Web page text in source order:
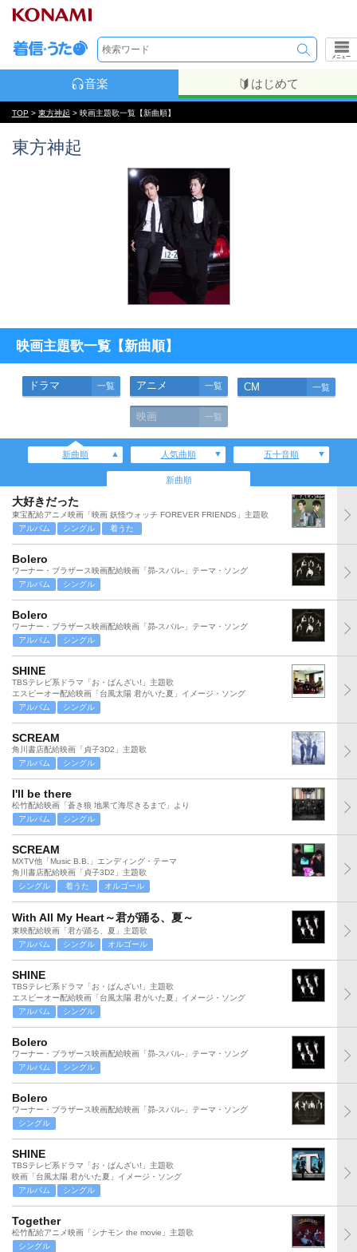
メニュー
音楽 はじめて
TOP > 東方神起 > 映画主題歌一覧【新曲順】
東方神起
映画主題歌一覧【新曲順】
ドラマ 一覧 アニメ 一覧 CM 一覧
映画 一覧
新曲順 人気曲順 五十音順
新曲順
大好きだった
東宝配給アニメ映画「映画 妖怪ウォッチ FOREVER FRIENDS」主題歌
アルバム
シングル 着うた
Bolero
ワーナー・ブラザース映画配給映画「昴-スバル-」テーマ・ソング
アルバム
シングル
Bolero
ワーナー・ブラザース映画配給映画「昴-スバル-」テーマ・ソング
アルバム
シングル
SHINE
TBSテレビ系ドラマ「お・ばんざい!」主題歌
エスピーオー配給映画「台風太陽 君がいた夏」イメージ・ソング
アルバム
シングル
SCREAM
角川書店配給映画「貞子3D2」主題歌
アルバム
シングル
I'll be there
松竹配給映画「蒼き狼 地果て海尽きるまで」より
アルバム
シングル
SCREAM
MXTV他「Music B.B.」エンディング・テーマ
角川書店配給映画「貞子3D2」主題歌
シングル
着うた オルゴール
With All My Heart～君が踊る、夏～
東映配給映画「君が踊る、夏」主題歌
アルバム
シングル オルゴール
SHINE
TBSテレビ系ドラマ「お・ばんざい!」主題歌
エスピーオー配給映画「台風太陽 君がいた夏」イメージ・ソング
アルバム
シングル
Bolero
ワーナー・ブラザース映画配給映画「昴-スバル-」テーマ・ソング
アルバム
シングル
Bolero
ワーナー・ブラザース映画配給映画「昴-スバル-」テーマ・ソング
シングル
SHINE
TBSテレビ系ドラマ「お・ばんざい!」主題歌
映画「台風太陽 君がいた夏」イメージ・ソング
アルバム
シングル
Together
松竹配給アニメ映画「シナモン the movie」主題歌
シングル